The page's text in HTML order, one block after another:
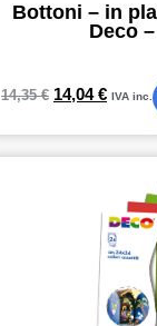
Bottoni – in
Deco
14,35€ 14,04€ IVA inc.